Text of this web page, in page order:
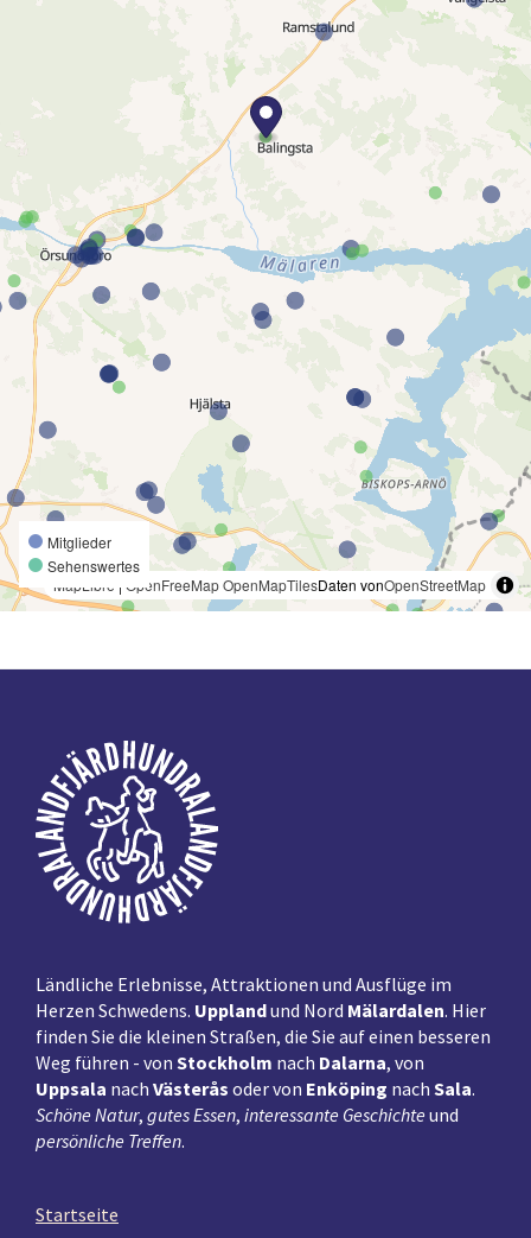
Mitglieder
Sehenswertes
MapLibre | OpenFreeMapOpenMapTilesDaten vonOpenStreetMap
Fußzeile
Ländliche Erlebnisse, Attraktionen und Ausflüge im
Herzen Schwedens. Upplandund Nord Mälardalen. Hier
finden Sie die kleinen Straßen, die Sie auf einen besseren
Weg führen - von Stockholm nach Dalarna, von
Uppsala nach Västerås oder von Enköping nach Sala.
Schöne Natur, gutes Essen, interessante Geschichte und
persönliche Treffen.
Startseite